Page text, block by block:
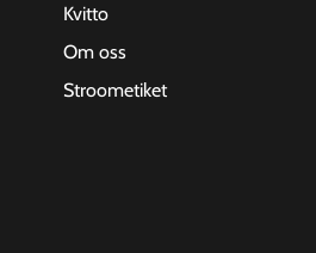
Kvitto
Om oss
Stroometiket